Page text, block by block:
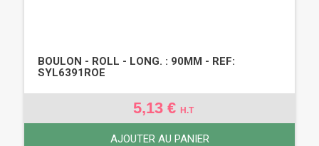
BOULON - ROLL - LONG. : 90MM - REF:
SYL6391ROE
5,13 € H.T
AJOUTER AU PANIER